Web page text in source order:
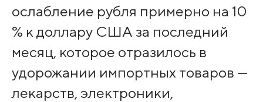
ослабление рубля примерно на 10
% к доллару США за последний
месяц, которое отразилось в
удорожании импортных товаров —
лекарств, электроники,